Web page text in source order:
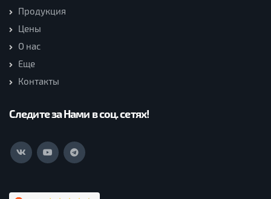
Продукция
Цены
О нас
Еще
Контакты
Следите за Нами в соц. сетях!